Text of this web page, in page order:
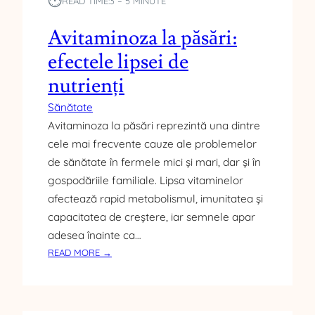
I
O
T
I
P
Ă
T
U
R
Avitaminoza la păsări:
efectele lipsei de
nutrienți
Sănătate
Avitaminoza la păsări reprezintă una dintre
cele mai frecvente cauze ale problemelor
de sănătate în fermele mici și mari, dar și în
gospodăriile familiale. Lipsa vitaminelor
afectează rapid metabolismul, imunitatea și
capacitatea de creștere, iar semnele apar
adesea înainte ca…
READ MORE →